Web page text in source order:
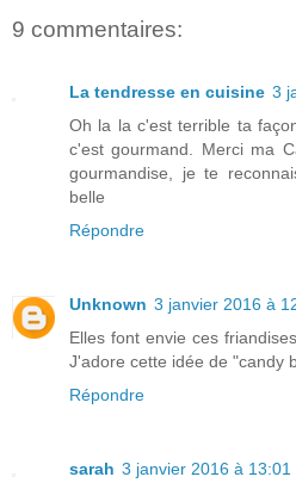
9 commentaires:
La tendresse en cuisine 3
Oh la la c'est terrible ta
c'est gourmand. Merci ma
gourmandise, je te
belle
Répondre
Unknown 3 janvier 2016 à
Elles font envie ces
J'adore cette idée de "candy
Répondre
sarah 3 janvier 2016 à 13:01